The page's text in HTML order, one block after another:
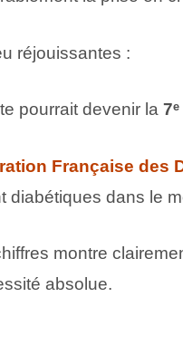
réjouissantes :
pourrait devenir la
Française des
diabétiques dans le
montre
absolue.